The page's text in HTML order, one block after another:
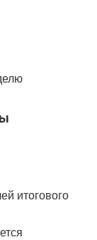
итогового